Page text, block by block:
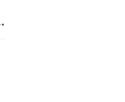
cm / 49.2 in, Couleur: Blanc, Taille: 2XL